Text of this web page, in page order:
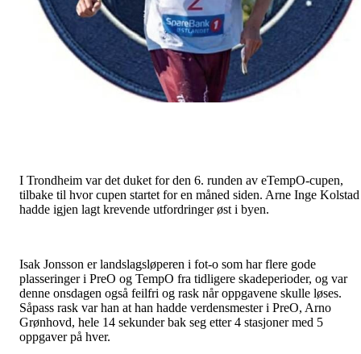
I Trondheim var det duket for den 6. runden av eTempO-cupen,
tilbake til hvor cupen startet for en måned siden. Arne Inge Kolstad
hadde igjen lagt krevende utfordringer øst i byen.
Isak Jonsson er landslagsløperen i fot-o som har flere gode
plasseringer i PreO og TempO fra tidligere skadeperioder, og var
denne onsdagen også feilfri og rask når oppgavene skulle løses.
Såpass rask var han at han hadde verdensmester i PreO, Arno
Grønhovd, hele 14 sekunder bak seg etter 4 stasjoner med 5
oppgaver på hver.